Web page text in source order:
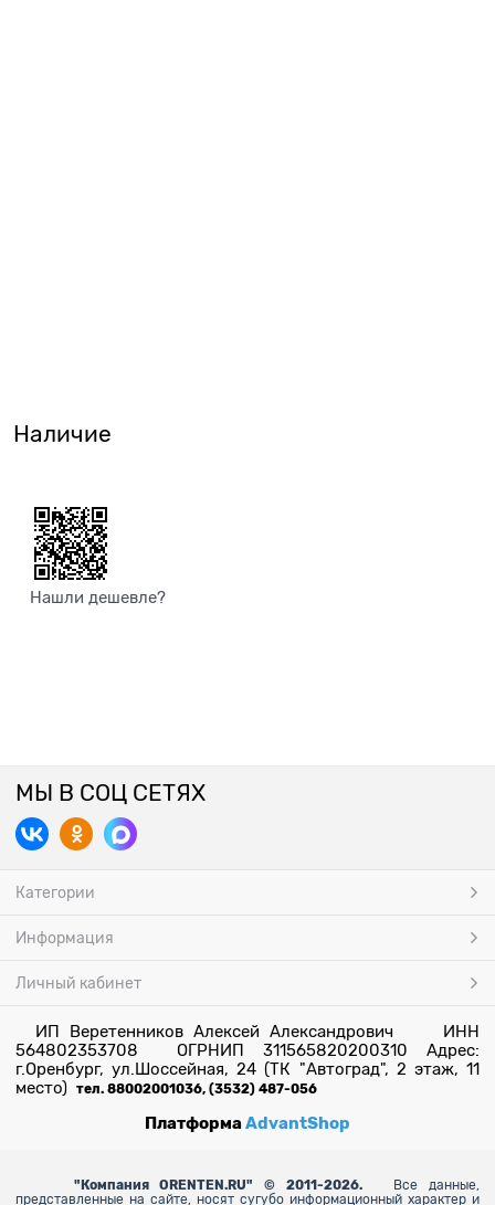
Наличие
Нашли дешевле?
МЫ В СОЦ СЕТЯХ
Категории
Информация
Личный кабинет
ИП Веретенников Алексей Александрович ИНН
564802353708 ОГРНИП 311565820200310 Адрес:
г.Оренбург, ул.Шоссейная, 24 (ТК "Автоград", 2 этаж, 11
место) тел. 88002001036, (3532) 487-056
ПлатформаAdvantShop
" Компания ORENTEN.RU" © 2011-2026.
Все данные,
представленные на сайте, носят сугубо информационный характер и